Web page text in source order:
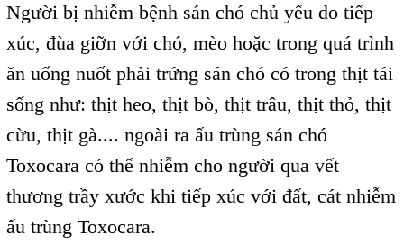
Người bị nhiễm bệnh sán chó chủ yếu do tiếp
xúc, đùa giỡn với chó, mèo hoặc trong quá trình
ăn uống nuốt phải trứng sán chó có trong thịt tái
sống như: thịt heo, thịt bò, thịt trâu, thịt thỏ, thịt
cừu, thịt gà.... ngoài ra ấu trùng sán chó
Toxocara có thể nhiễm cho người qua vết
thương trầy xước khi tiếp xúc với đất, cát nhiễm
ấu trùng Toxocara.